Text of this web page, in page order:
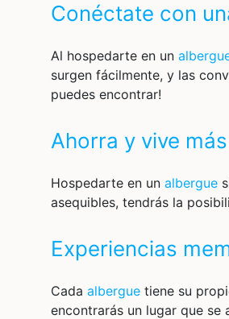
Conéctate con
Al hospedarte en un
surgen fácilmente, y las
puedes encontrar!
Ahorra y vive más
Hospedarte en un albergue
asequibles, tendrás la
Experiencias
Cada albergue tiene su
encontrarás un lugar que